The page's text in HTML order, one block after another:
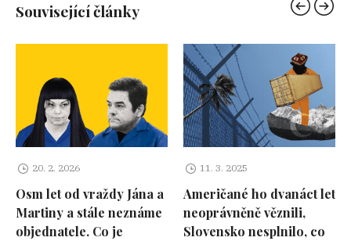
Související články
20. 2. 2026
Osm let od vraždy Jána a
Martiny a stále neznáme
objednatele. Co je
11. 3. 2025
Američané ho dvanáct let
neoprávněně věznili,
Slovensko nesplnilo, co